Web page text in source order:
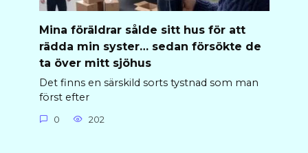
Mina föräldrar sålde sitt hus för att
rädda min syster… sedan försökte de
ta över mitt sjöhus
Det finns en särskild sorts tystnad som man
först efter
0 202